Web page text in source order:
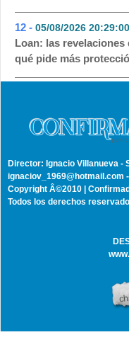
12 - 05/08/2026 20:29:00
Loan: las
qué pide más
Director: Ignacio Villanueva -
ignaciov_1969@hotmail.com
Copyright Â©2010 |
Todos los derechos